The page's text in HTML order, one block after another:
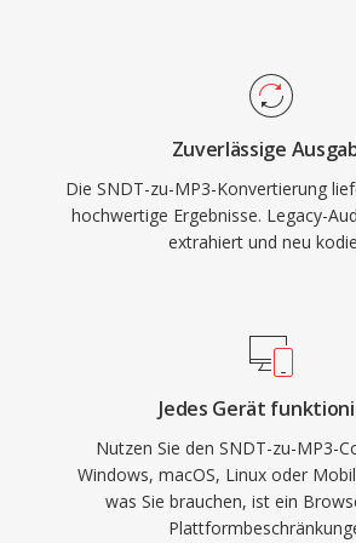
breitesten unterstützten
kompatibel mit praktisch allen
Betriebssystemen und tragbaren
Zuverlässige
Die SNDT-zu-MP3-Konvertierung
hochwertige Ergebnisse. Legacy-
extrahiert und neu
Jedes Gerät
Nutzen Sie den SNDT-zu-MP3-
Windows, macOS, Linux oder
was Sie brauchen, ist ein